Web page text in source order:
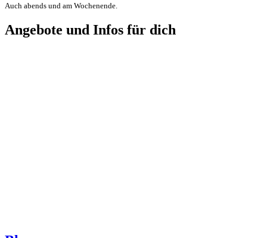
Auch abends und am Wochenende.
Angebote und Infos für dich